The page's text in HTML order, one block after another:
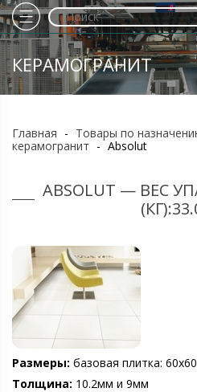
КЕРАМОГРАНИТ
Главная - Товары по
керамогранит - Absolut
ABSOLUT — ВЕС
Размеры: базовая плитка:
Толщина: 10.2мм и 9мм